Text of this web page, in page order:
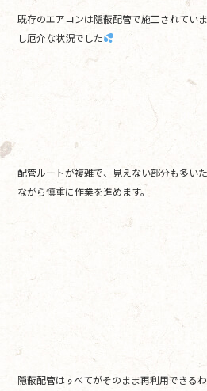
既存のエアコンは隠蔽配管で施工されてい
し厄介な状況でした
配管ルートが複雑で、見えない部分も多い
ながら慎重に作業を進めます。
隠蔽配管はすべてがそのまま再利用できる